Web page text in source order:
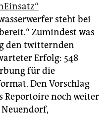
steht bei
Zumindest was
den twitternden
Erfolg: 548
für die
Den Vorschlag
Reportoire noch weiter
Neuendorf,